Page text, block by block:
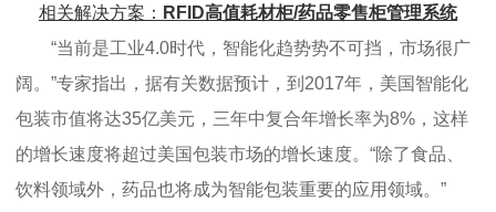
相关解决方案： RFID高值耗材柜/药品零售柜管理系统
“当前是工业4.0时代，智能化趋势势不可挡，市场很广
阔。”专家指出，据有关数据预计，到2017年，美国智能化
包装市值将达35亿美元，三年中复合年增长率为8%，这样
的增长速度将超过美国包装市场的增长速度。“除了食品、
饮料领域外，药品也将成为智能包装重要的应用领域。”